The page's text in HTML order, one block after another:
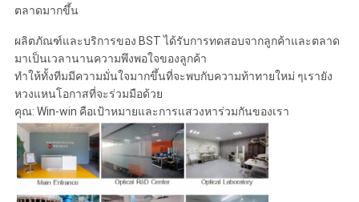
ตลาดมากขึ้น
ผลิตภัณฑ์และบริการของ BST ได้รับการทดสอบจากลูกค้าและตลาด
มาเป็นเวลานานความพึงพอใจของลูกค้า
ทำให้ทั้งทีมมีความมั่นใจมากขึ้นที่จะพบกับความท้าทายใหม่ ๆเรายัง
หวงแหนโอกาสที่จะร่วมมือด้วย
คุณ: Win-win คือเป้าหมายและการแสวงหาร่วมกันของเรา